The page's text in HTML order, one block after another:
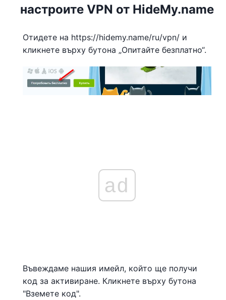
настроите VPN от HideMy.name
Отидете на https://hidemy.name/ru/vpn/ и
кликнете върху бутона „Опитайте безплатно“.
ad
Въвеждаме нашия имейл, който ще получи
код за активиране. Кликнете върху бутона
"Вземете код".